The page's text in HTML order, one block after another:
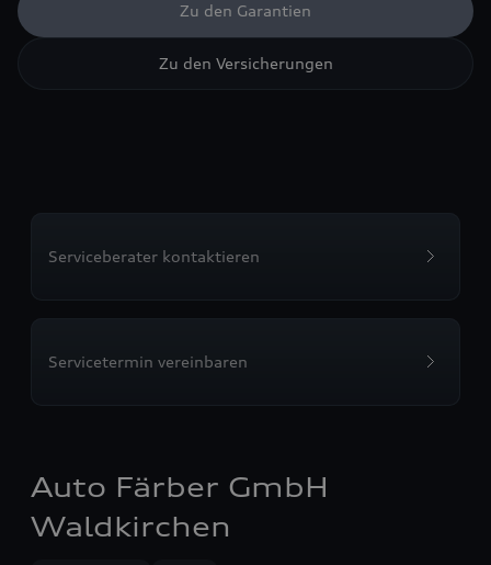
Zu den Garantien
Zu den Versicherungen
Serviceberater kontaktieren
Servicetermin vereinbaren
Auto Färber GmbH
Waldkirchen